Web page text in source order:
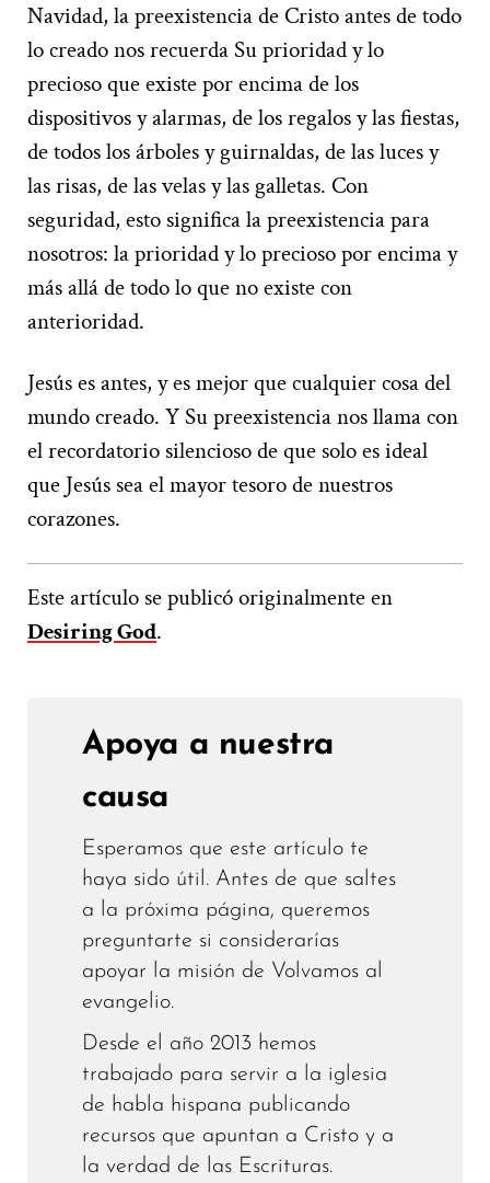
Navidad, la preexistencia de Cristo antes de todo
lo creado nos recuerda Su prioridad y lo
precioso que existe por encima de los
dispositivos y alarmas, de los regalos y las fiestas,
de todos los árboles y guirnaldas, de las luces y
las risas, de las velas y las galletas. Con
seguridad, esto significa la preexistencia para
nosotros: la prioridad y lo precioso por encima y
más allá de todo lo que no existe con
anterioridad.
Jesús es antes, y es mejor que cualquier cosa del
mundo creado. Y Su preexistencia nos llama con
el recordatorio silencioso de que solo es ideal
que Jesús sea el mayor tesoro de nuestros
corazones.
Este artículo se publicó originalmente en
Desiring God.
Apoya a nuestra
causa
Esperamos que este artículo te
haya sido útil. Antes de que saltes
a la próxima página, queremos
preguntarte si considerarías
apoyar la misión de Volvamos al
evangelio.
Desde el año 2013 hemos
trabajado para servir a la iglesia
de habla hispana publicando
recursos que apuntan a Cristo y a
la verdad de las Escrituras.